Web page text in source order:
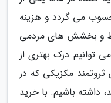
می گردد و هزینه
و بخشش های مردمی
توانیم درک بهتری از
مکزیکی که در
داشته باشیم. با خرید